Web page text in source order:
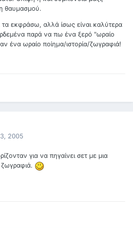
θαυμασμού.
εκφράσω, αλλά ίσως είναι καλύτερα
παρά να πω ένα ξερό "ωραίο
ένα ωραίο ποίημα/ιστορία/ζωγραφιά!
2005
για να πηγαίνει σετ με μια